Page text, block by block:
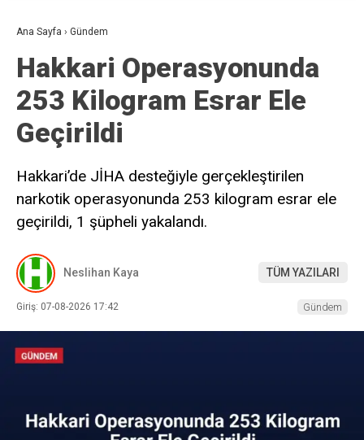
Ana Sayfa › Gündem
Hakkari Operasyonunda
253 Kilogram Esrar Ele
Geçirildi
Hakkari’de JİHA desteğiyle gerçekleştirilen
narkotik operasyonunda 253 kilogram esrar ele
geçirildi, 1 şüpheli yakalandı.
Neslihan Kaya TÜM YAZILARI
Giriş: 07-08-2026 17:42 Gündem